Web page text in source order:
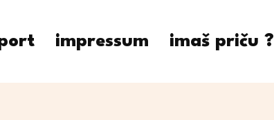
impressum imaš priču ?